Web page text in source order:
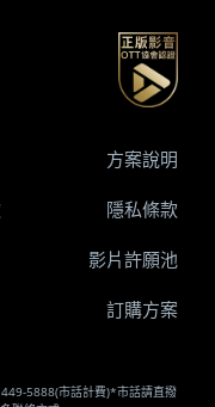
5888(市話計費)*市話請直撥
方案說明
隱私條款
影片許願池
訂購方案